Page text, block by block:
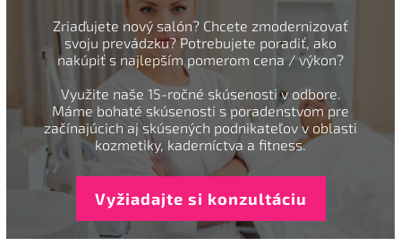
Zriaďujete nový salón? Chcete zmodernizovať
svoju prevádzku? Potrebujete poradiť, ako
nakúpiť s najlepším pomerom cena / výkon?
Využite naše 15-ročné skúsenosti v odbore.
Máme bohaté skúsenosti s poradenstvom pre
začínajúcich aj skúsených podnikateľov v oblasti
kozmetiky, kaderníctva a fitness.
Vyžiadajte si konzultáciu